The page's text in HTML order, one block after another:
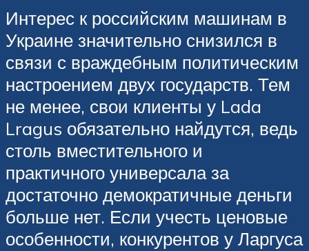
Интерес к российским машинам в
Украине значительно снизился в
связи с враждебным политическим
настроением двух государств. Тем
не менее, свои клиенты у Lada
Lragus обязательно найдутся, ведь
столь вместительного и
практичного универсала за
достаточно демократичные деньги
больше нет. Если учесть ценовые
особенности, конкурентов у Ларгуса